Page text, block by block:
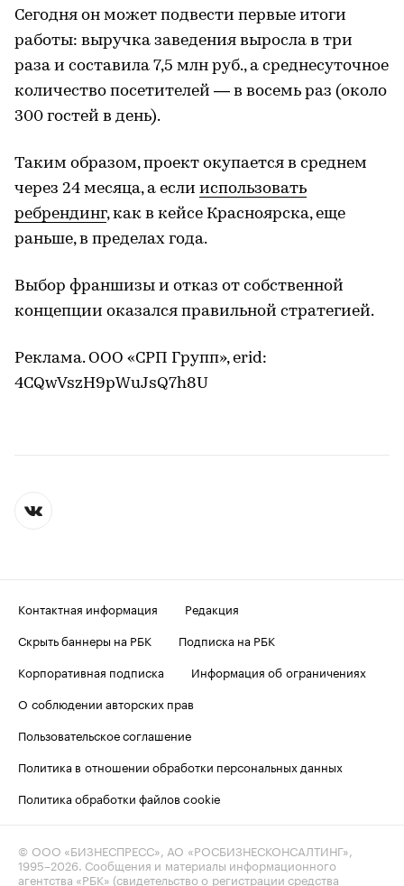
Сегодня он может подвести первые итоги
работы: выручка заведения выросла в три
раза и составила 7,5 млн руб., а среднесуточное
количество посетителей — в восемь раз (около
300 гостей в день).
Таким образом, проект окупается в среднем
через 24 месяца, а если использовать
ребрендинг, как в кейсе Красноярска, еще
раньше, в пределах года.
Выбор франшизы и отказ от собственной
концепции оказался правильной стратегией.
Реклама. ООО «СРП Групп», erid:
4CQwVszH9pWuJsQ7h8U
Контактная информация
Редакция
Скрыть баннеры на РБК
Подписка на РБК
Корпоративная подписка
Информация об ограничениях
О соблюдении авторских прав
Пользовательское соглашение
Политика в отношении обработки персональных данных
Политика обработки файлов cookie
© ООО «БИЗНЕСПРЕСС», АО «РОСБИЗНЕСКОНСАЛТИНГ»,
1995–2026 . Сообщения и материалы информационного
агентства «РБК» (свидетельство о регистрации средства